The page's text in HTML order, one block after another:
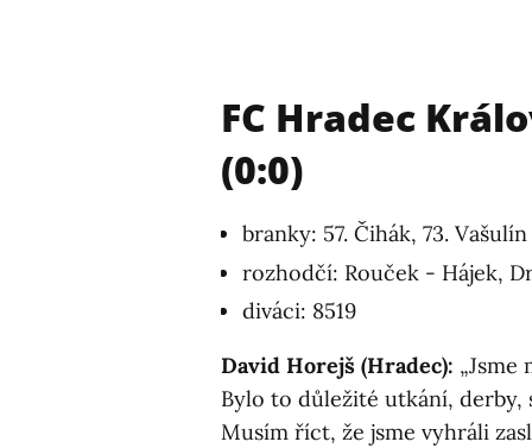
FC Hradec
(0:0)
branky: 57. Čihák, 73. Vašulín
rozhodčí: Rouček - Hájek,
diváci: 8519
David Horejš (Hradec): „Jsme
Bylo to důležité utkání, derby,
Musím říct, že jsme vyhráli